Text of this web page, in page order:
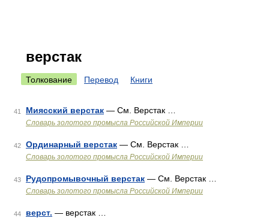
верстак
Толкование Перевод Книги
41 Миясский верстак — См. Верстак …
Словарь золотого промысла Российской Империи
42 Ординарный верстак — См. Верстак …
Словарь золотого промысла Российской Империи
43 Рудопромывочный верстак — См. Верстак …
Словарь золотого промысла Российской Империи
44 верст. — верстак …